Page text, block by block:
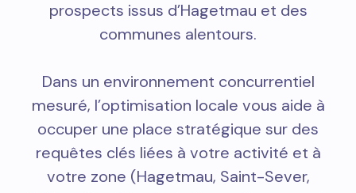
prospects issus d’Hagetmau et des
communes alentours.
Dans un environnement concurrentiel
mesuré, l’optimisation locale vous aide à
occuper une place stratégique sur des
requêtes clés liées à votre activité et à
votre zone (Hagetmau, Saint-Sever,